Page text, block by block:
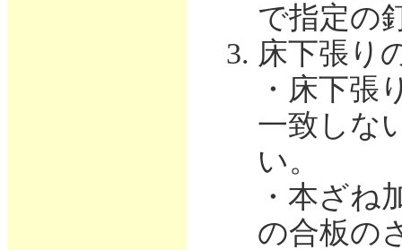
で指定の
床下張り
・床下張
一致しな
い。
・本ざね
の合板の